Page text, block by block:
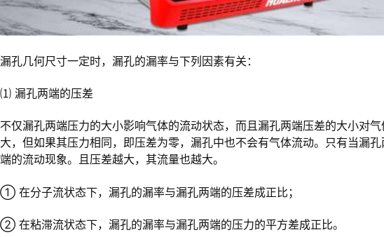
漏孔几何尺寸一定时，漏孔的漏率与下列因素有关：
⑴ 漏孔两端的压差
不仅漏孔两端压力的大小影响气体的流动状态，而且漏孔两端压差的大小对
大，但如果其压力相同，即压差为零，漏孔中也不会有气体流动。只有当漏
端的流动现象。且压差越大，其流量也越大。
① 在分子流状态下，漏孔的漏率与漏孔两端的压差成正比；
② 在粘滞流状态下，漏孔的漏率与漏孔两端的压力的平方差成正比。